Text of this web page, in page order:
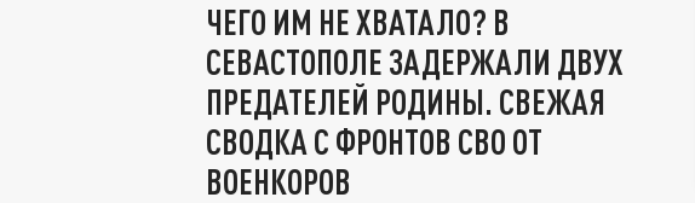
ЧЕГО ИМ НЕ ХВАТАЛО? В
СЕВАСТОПОЛЕ ЗАДЕРЖАЛИ ДВУХ
ПРЕДАТЕЛЕЙ РОДИНЫ. СВЕЖАЯ
СВОДКА С ФРОНТОВ СВО ОТ
ВОЕНКОРОВ